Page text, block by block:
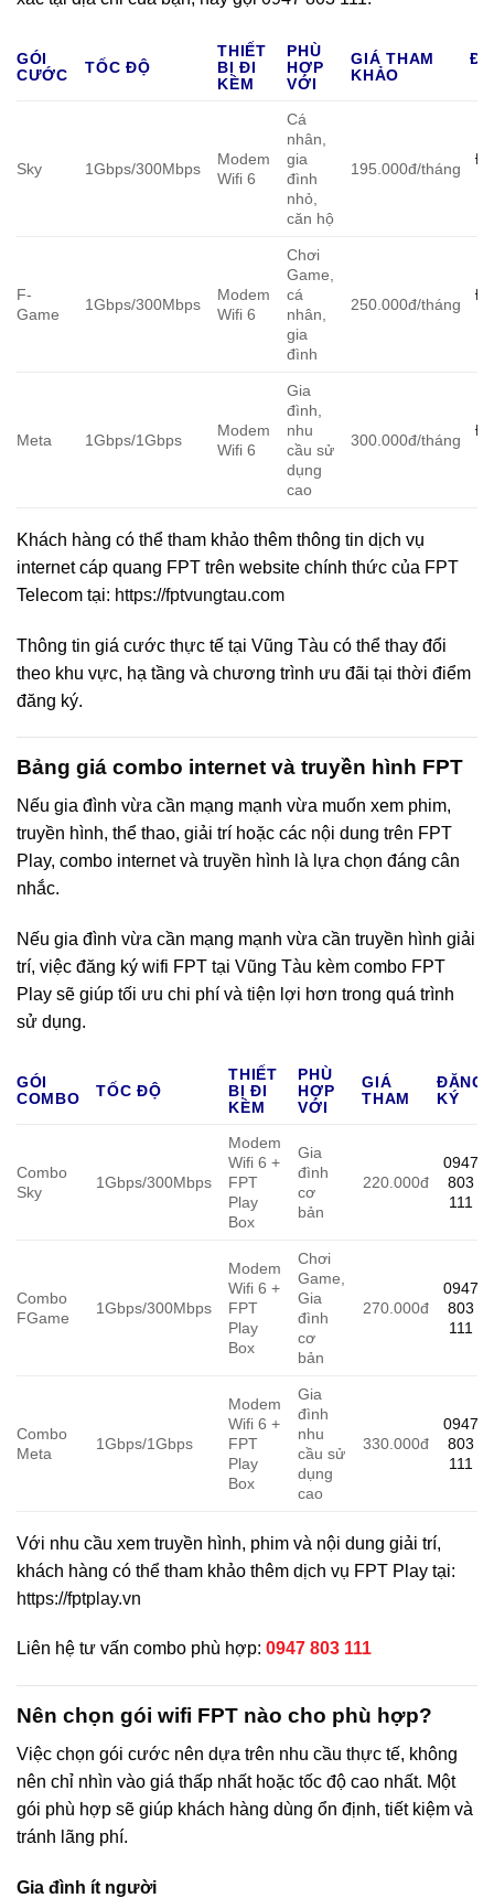
GÓI
CƯỚC
TỐC ĐỘ
THIẾT
BỊ ĐI
KÈM
PHÙ
HỢP
VỚI
GIÁ THAM
KHẢO
Sky 1Gbps/300Mbps
Modem
Wifi 6
Cá
nhân,
gia
đình
nhỏ,
căn hộ
195.000đ/tháng
F-
Game
1Gbps/300Mbps
Modem
Wifi 6
Chơi
Game,
cá
nhân,
gia
đình
250.000đ/tháng
Meta 1Gbps/1Gbps
Modem
Wifi 6
Gia
đình,
nhu
cầu sử
dụng
cao
300.000đ/tháng
Khách hàng có thể tham khảo thêm thông tin dịch vụ
internet cáp quang FPT trên website chính thức của FPT
Telecom tại: https://fptvungtau.com
Thông tin giá cước thực tế tại Vũng Tàu có thể thay đổi
theo khu vực, hạ tầng và chương trình ưu đãi tại thời điểm
đăng ký.
Bảng giá combo internet và truyền hình FPT
Nếu gia đình vừa cần mạng mạnh vừa muốn xem phim,
truyền hình, thể thao, giải trí hoặc các nội dung trên FPT
Play, combo internet và truyền hình là lựa chọn đáng cân
nhắc.
Nếu gia đình vừa cần mạng mạnh vừa cần truyền hình giải
trí, việc đăng ký wifi FPT tại Vũng Tàu kèm combo FPT
Play sẽ giúp tối ưu chi phí và tiện lợi hơn trong quá trình
sử dụng.
GÓI
COMBO
TỐC ĐỘ
THIẾT
BỊ ĐI
KÈM
PHÙ
HỢP
VỚI
GIÁ
THAM
ĐĂNG
KÝ
Combo
Sky
1Gbps/300Mbps
Modem
Wifi 6 +
FPT
Play
Box
Gia
đình
cơ
bản
220.000đ
0947
803
111
Combo
FGame
1Gbps/300Mbps
Modem
Wifi 6 +
FPT
Play
Box
Chơi
Game,
Gia
đình
cơ
bản
270.000đ
0947
803
111
Combo
Meta
1Gbps/1Gbps
Modem
Wifi 6 +
FPT
Play
Box
Gia
đình
nhu
cầu sử
dụng
cao
330.000đ
0947
803
111
Với nhu cầu xem truyền hình, phim và nội dung giải trí,
khách hàng có thể tham khảo thêm dịch vụ FPT Play tại:
https://fptplay.vn
Liên hệ tư vấn combo phù hợp: 0947 803 111
Nên chọn gói wifi FPT nào cho phù hợp?
Việc chọn gói cước nên dựa trên nhu cầu thực tế, không
nên chỉ nhìn vào giá thấp nhất hoặc tốc độ cao nhất. Một
gói phù hợp sẽ giúp khách hàng dùng ổn định, tiết kiệm và
tránh lãng phí.
Gia đình ít người